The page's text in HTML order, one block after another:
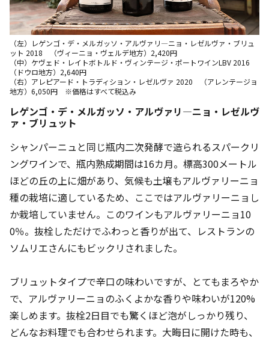
（左）レゲンゴ・デ・メルガッソ・アルヴァリ―ニョ・レゼルヴァ・ブリュ
ット 2018 （ヴィーニョ・ヴェルデ地方）2,420円
（中）ケヴェド・レイトボトルド・ヴィンテージ・ポートワインLBV 2016
（ドウロ地方）2,640円
（右）アレピアード・トラディション・レゼルヴァ 2020 （アレンテージョ
地方）6,050円 ※価格はすべて税込み
レゲンゴ・デ・メルガッソ・アルヴァリ―ニョ・レゼルヴ
ァ・ブリュット
シャンパーニュと同じ瓶内二次発酵で造られるスパークリ
ングワインで、瓶内熟成期間は16カ月。標高300メートル
ほどの丘の上に畑があり、気候も土壌もアルヴァリーニョ
種の栽培に適しているため、ここではアルヴァリーニョし
か栽培していません。このワインもアルヴァリーニョ10
0％。抜栓しただけでふわっと香りが出て、レストランの
ソムリエさんにもビックリされました。
ブリュットタイプで辛口の味わいですが、とてもまろやか
で、アルヴァリーニョのふくよかな香りや味わいが120%
楽しめます。抜栓2日目でも驚くほど泡がしっかり残り、
どんなお料理でも合わせられます。大晦日に開けた時も、